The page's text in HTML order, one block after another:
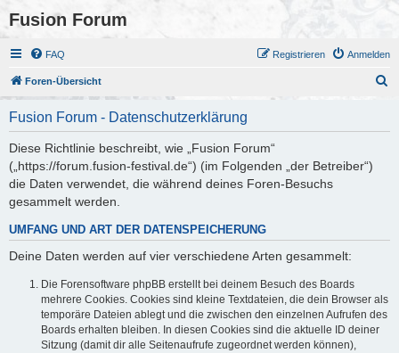
Fusion Forum
FAQ Anmelden
Registrieren
Foren-Übersicht
Fusion Forum - Datenschutzerklärung
Diese Richtlinie beschreibt, wie „Fusion Forum“
(„https://forum.fusion-festival.de“) (im Folgenden „der Betreiber“)
die Daten verwendet, die während deines Foren-Besuchs
gesammelt werden.
UMFANG UND ART DER DATENSPEICHERUNG
Deine Daten werden auf vier verschiedene Arten gesammelt:
Die Forensoftware phpBB erstellt bei deinem Besuch des Boards
mehrere Cookies. Cookies sind kleine Textdateien, die dein Browser als
temporäre Dateien ablegt und die zwischen den einzelnen Aufrufen des
Boards erhalten bleiben. In diesen Cookies sind die aktuelle ID deiner
Sitzung (damit dir alle Seitenaufrufe zugeordnet werden können),